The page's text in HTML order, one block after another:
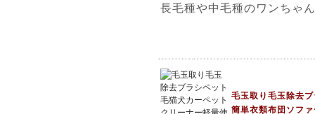
長毛種や中毛種のワンちゃ
毛玉取り毛玉除去
簡単衣類布団ソフ